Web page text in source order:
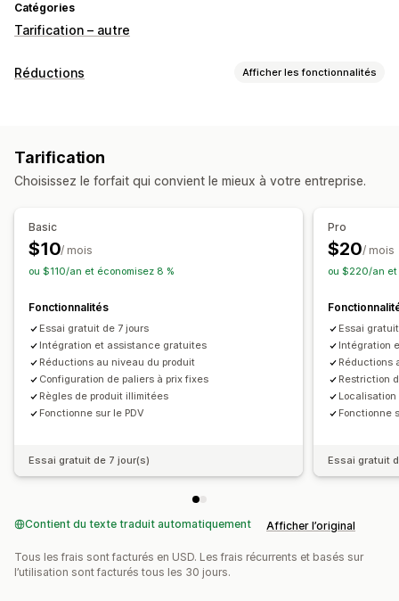
Catégories
Tarification – autre
Réductions Afficher les fonctionnalités
Réductions en fonction de la quantité
Réductions en pourcentage Prix de gros
Tarification dynamique
Gestion des réductions
Cumul des réductions
Tarification
Choisissez le forfait qui convient le mieux à votre entreprise.
Basic
$10/ mois
ou $110/an et économisez 8 %
Fonctionnalités
Essai gratuit de 7 jours
Intégration et assistance gratuites
Réductions au niveau du produit
Configuration de paliers à prix fixes
Règles de produit illimitées
Fonctionne sur le PDV
Essai gratuit de 7 jour(s)
Pro
$20/ mois
ou $220/an et
Essai
Intégration
Réductions
Restriction
Localisation
Fonctionne
Essai gratuit
Contient du texte traduit automatiquement Afficher l’original
Tous les frais sont facturés en USD. Les frais récurrents et basés sur
l’utilisation sont facturés tous les 30 jours.